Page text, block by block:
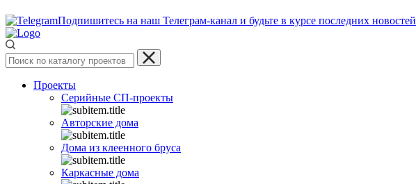
Подпишитесь на наш Телеграм-канал и будьте в курсе последних новостей
Проекты
Серийные СП-проекты
Авторские дома
Дома из клеенного бруса
Каркасные дома